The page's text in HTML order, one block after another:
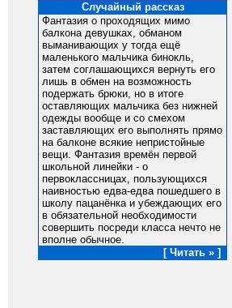
Случайный рассказ
Фантазия о проходящих мимо
балкона девушках, обманом
выманивающих у тогда ещё
маленького мальчика бинокль,
затем соглашающихся вернуть его
лишь в обмен на возможность
подержать брюки, но в итоге
оставляющих мальчика без нижней
одежды вообще и со смехом
заставляющих его выполнять прямо
на балконе всякие непристойные
вещи. Фантазия времён первой
школьной линейки - о
первоклассницах, пользующихся
наивностью едва-едва пошедшего в
школу пацанёнка и убеждающих его
в обязательной необходимости
совершить посреди класса нечто не
вполне обычное.
[ Читать » ]